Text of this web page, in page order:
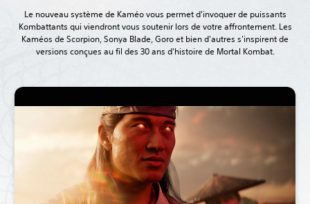
Le nouveau système de Kaméo vous permet d'invoquer de puissants
Kombattants qui viendront vous soutenir lors de votre affrontement. Les
Kaméos de Scorpion, Sonya Blade, Goro et bien d'autres s'inspirent de
versions conçues au fil des 30 ans d'histoire de Mortal Kombat.